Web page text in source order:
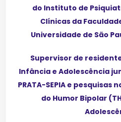
do Instituto de
Clínicas da
Universidade de São
Supervisor de
Infância e Adolescência
PRATA-SEPIA e
do Humor Bipolar